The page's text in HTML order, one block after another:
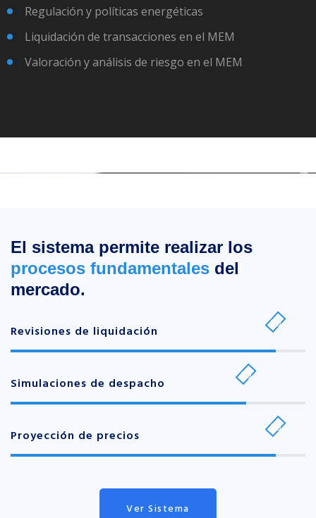
Regulación y políticas energéticas
Liquidación de transacciones en el MEM
Valoración y análisis de riesgo en el MEM
El sistema permite realizar los
procesos fundamentales del
mercado.
Revisiones de liquidación
90
Simulaciones de despacho
80
Proyección de precios
90
Ver Sistema